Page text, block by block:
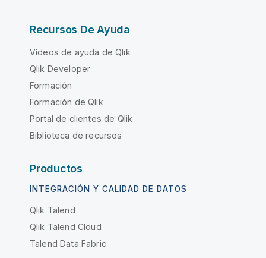
Recursos De Ayuda
Vídeos de ayuda de Qlik
Qlik Developer
Formación
Formación de Qlik
Portal de clientes de Qlik
Biblioteca de recursos
Productos
INTEGRACIÓN Y CALIDAD DE DATOS
Qlik Talend
Qlik Talend Cloud
Talend Data Fabric